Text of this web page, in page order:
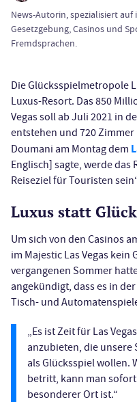
News-Autorin, spezialisiert
Gesetzgebung, Casinos und
Fremdsprachen.
Die Glücksspielmetropole
Luxus-Resort. Das 850
Vegas soll ab Juli 2021 in
entstehen und 720
Doumani am Montag dem
Englisch] sagte, werde das
Reiseziel für Touristen
Luxus statt
Um sich von den Casinos
im Majestic Las Vegas kein
vergangenen Sommer
angekündigt, dass es in
Tisch- und
„Es ist Zeit für Las
anzubieten, die unsere
als Glücksspiel wollen.
betritt, kann man
besonderer Ort ist.“